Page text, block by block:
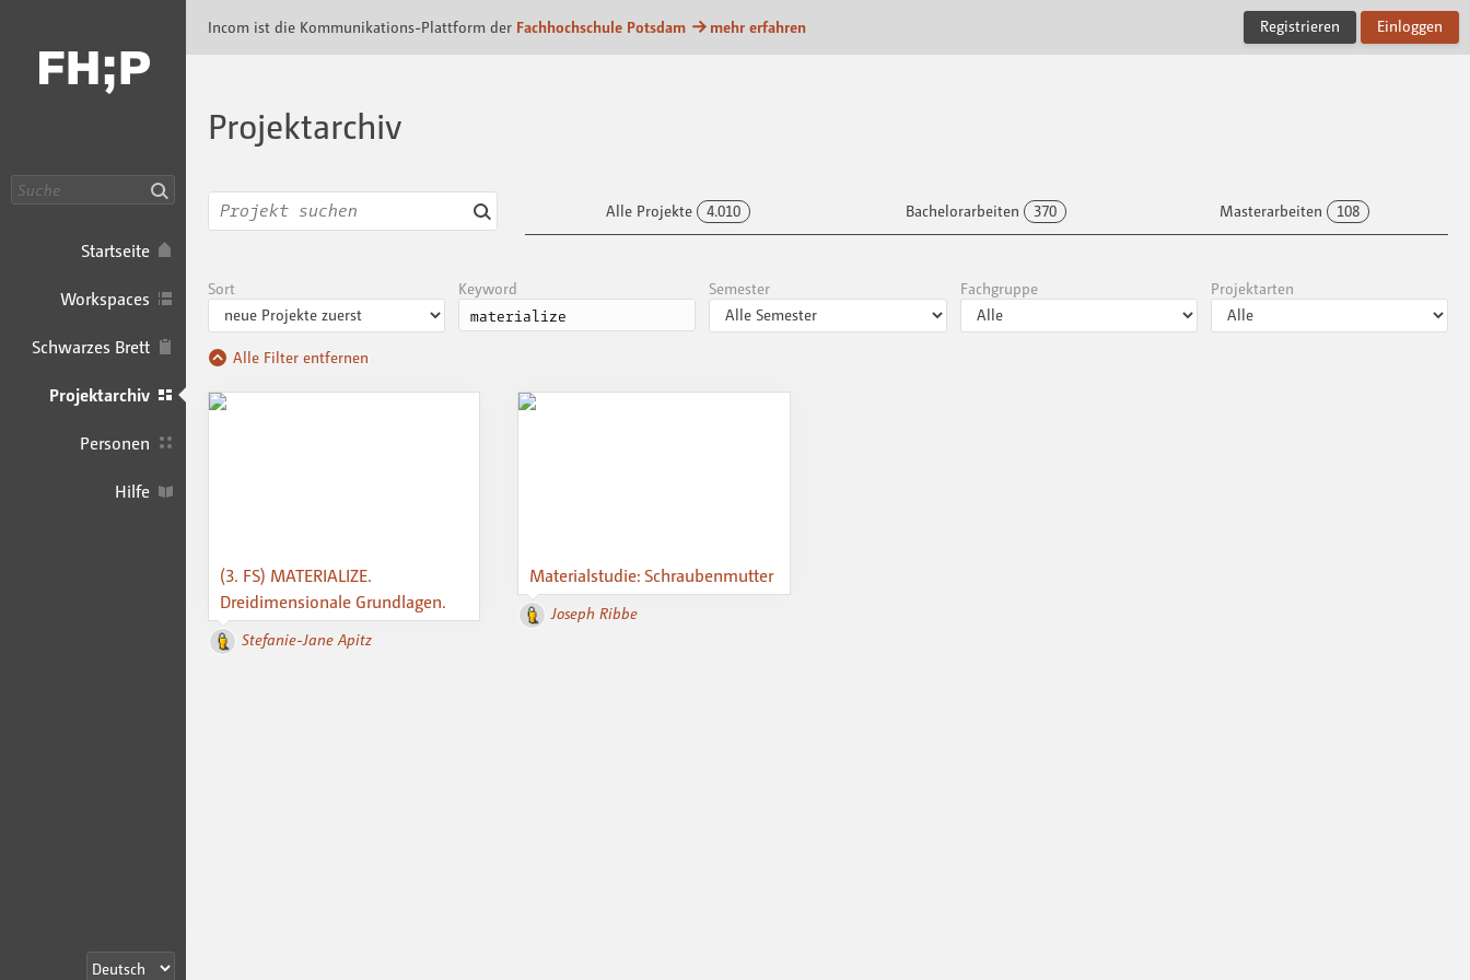
Startseite
Workspaces
Schwarzes Brett
Projektarchiv
Personen
Hilfe
Incom ist die Kommunikations-Plattform der Fachhochschule Potsdam mehr erfahren Registrieren Einloggen
Projektarchiv
Alle Projekte 4.010 Bachelorarbeiten 370 Masterarbeiten 108
Sort Keyword Semester Fachgruppe Projektarten
Alle Filter entfernen
(3. FS) MATERIALIZE.
Dreidimensionale Grundlagen.
Stefanie-Jane Apitz
Materialstudie: Schraubenmutter
Joseph Ribbe